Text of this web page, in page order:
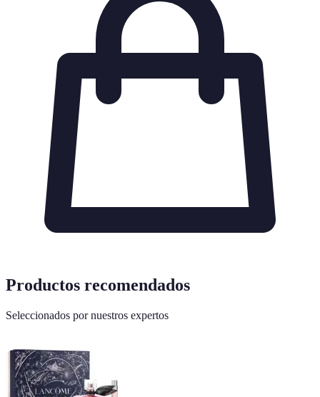
Productos recomendados
Seleccionados por nuestros expertos